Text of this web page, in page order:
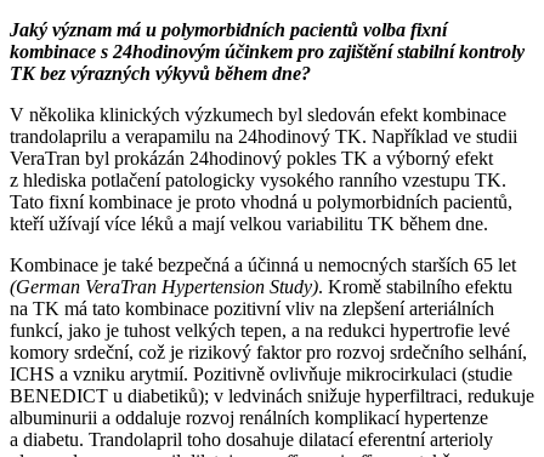
Jaký význam má u polymorbidních pacientů volba fixní
kombinace s 24hodinovým účinkem pro zajištění stabilní kontroly
TK bez výrazných výkyvů během dne?
V několika klinických výzkumech byl sledován efekt kombinace
trandolaprilu a verapamilu na 24hodinový TK. Například ve studii
VeraTran byl prokázán 24hodinový pokles TK a výborný efekt
z hlediska potlačení patologicky vysokého ranního vzestupu TK.
Tato fixní kombinace je proto vhodná u polymorbidních pacientů,
kteří užívají více léků a mají velkou variabilitu TK během dne.
Kombinace je také bezpečná a účinná u nemocných starších 65 let
(German VeraTran Hypertension Study). Kromě stabilního efektu
na TK má tato kombinace pozitivní vliv na zlepšení arteriálních
funkcí, jako je tuhost velkých tepen, a na redukci hypertrofie levé
komory srdeční, což je rizikový faktor pro rozvoj srdečního selhání,
ICHS a vzniku arytmií. Pozitivně ovlivňuje mikrocirkulaci (studie
BENEDICT u diabetiků); v ledvinách snižuje hyperfiltraci, redukuje
albuminurii a oddaluje rozvoj renálních komplikací hypertenze
a diabetu. Trandolapril toho dosahuje dilatací eferentní arterioly